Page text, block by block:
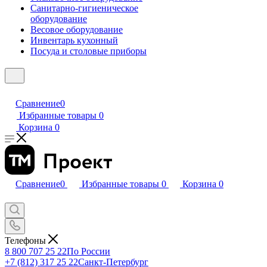
Санитарно-гигиеническое
оборудование
Весовое оборудование
Инвентарь кухонный
Посуда и столовые приборы
Сравнение0
Избранные товары 0
Корзина 0
Сравнение0 Избранные товары 0 Корзина 0
Телефоны
8 800 707 25 22По России
+7 (812) 317 25 22Санкт-Петербург